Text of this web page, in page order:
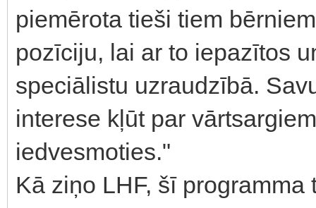
piemērota tieši tiem
pozīciju, lai ar to iepazītos
speciālistu uzraudzībā.
interese kļūt par
iedvesmoties."
Kā ziņo LHF, šī